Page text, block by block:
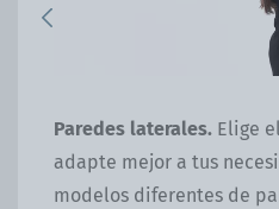
Paredes laterales. Elige
adapte mejor a tus
modelos diferentes de